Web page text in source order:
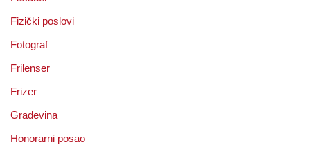
Fizički poslovi
Fotograf
Frilenser
Frizer
Građevina
Honorarni posao